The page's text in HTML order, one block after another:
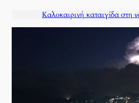
Καλοκαιρινή καταιγίδα στη